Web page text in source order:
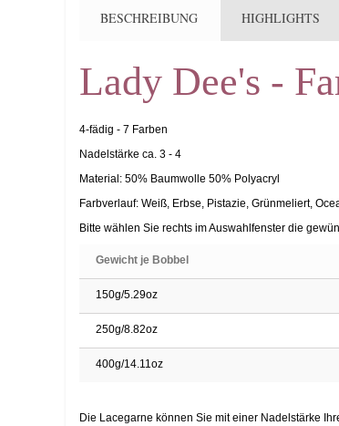
BESCHREIBUNG HIGHLIGHTS
Lady Dee's -
4-fädig - 7 Farben
Nadelstärke ca. 3 - 4
Material: 50% Baumwolle 50% Polyacryl
Farbverlauf: Weiß, Erbse, Pistazie, Grünmeliert,
Bitte wählen Sie rechts im Auswahlfenster die
Gewicht je Bobbel
150g/5.29oz
250g/8.82oz
400g/14.11oz
Die Lacegarne können Sie mit einer Nadelstärke